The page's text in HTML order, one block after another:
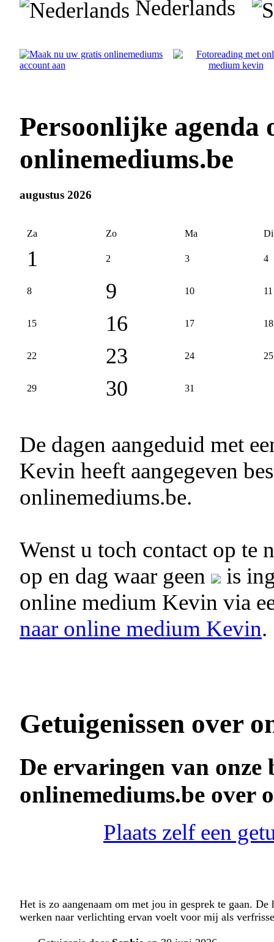
Nederlands
Persoonlijke agenda
onlinemediums.be
augustus 2026
Za Zo Ma Di
1 2 3 4
8 9 10 11
15 16 17 18
22 23 24 25
29 30 31
De dagen aangeduid met
Kevin heeft aangegeven
onlinemediums.be.
Wenst u toch contact op te
op en dag waar geen
is
online medium Kevin via
naar online medium Kevin.
Getuigenissen over
De ervaringen van onze
onlinemediums.be over
Plaats zelf een
Het is zo aangenaam om met jou in gesprek te gaan.
werken naar verlichting ervan voelt voor mij als